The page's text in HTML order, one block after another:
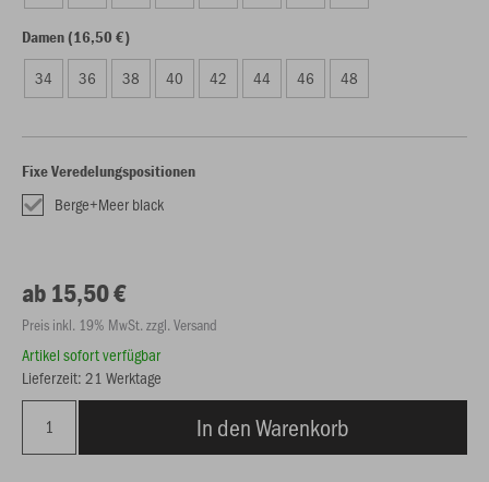
Damen (16,50 €)
34 36 38 40 42 44 46 48
Fixe Veredelungspositionen
Berge+Meer black
ab 15,50 €
Preis inkl. 19% MwSt. zzgl. Versand
Artikel sofort verfügbar
Lieferzeit: 21 Werktage
In den Warenkorb